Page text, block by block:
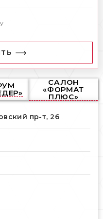
САЛОН
«ФОРМАТ
ПЛЮС»
пр-т, 26